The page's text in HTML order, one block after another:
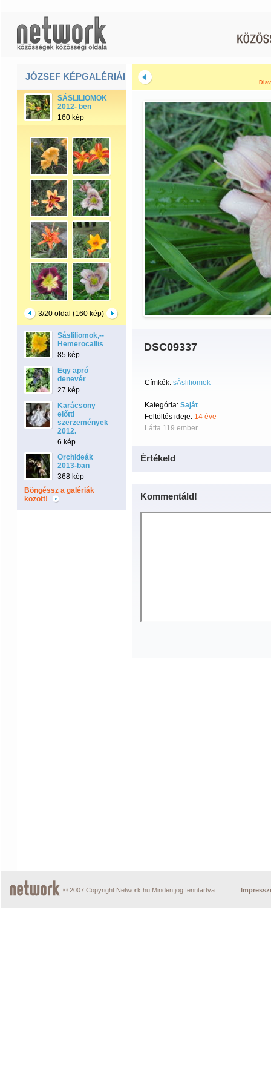
JÓZSEF KÉPGALÉRIÁI
SÁSLILIOMOK
2012- ben
160 kép
3/20 oldal (160 kép)
Sásliliomok,--
Hemerocallis
85 kép
Egy apró
denevér
27 kép
Karácsony
előtti
szerzemények
2012.
6 kép
Orchideák
2013-ban
368 kép
Böngéssz a galériák
között!
DSC09337
Címkék: sÁsliliomok
Kategória: Saját
Feltöltés ideje: 14 éve
Látta 119 ember.
Értékeld
Kommentáld!
© 2007 Copyright Network.hu Minden jog fenntartva.